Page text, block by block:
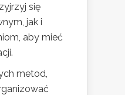
się
jak i
aby mieć
metod,